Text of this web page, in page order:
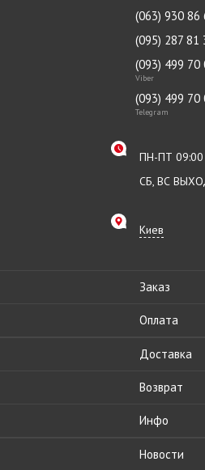
(063) 930 86
(095) 287 81
(093) 499 70
Viber
(093) 499 70
Telegram
ПН-ПТ 09:00
СБ, ВС
Киев
Заказ
Оплата
Доставка
Возврат
Инфо
Новости